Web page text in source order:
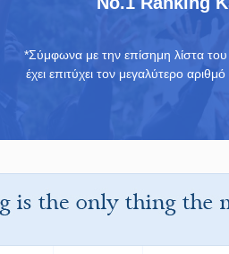
*Σύμφωνα με την επίσημη λίστα
έχει επιτύχει τον μεγαλύτερο